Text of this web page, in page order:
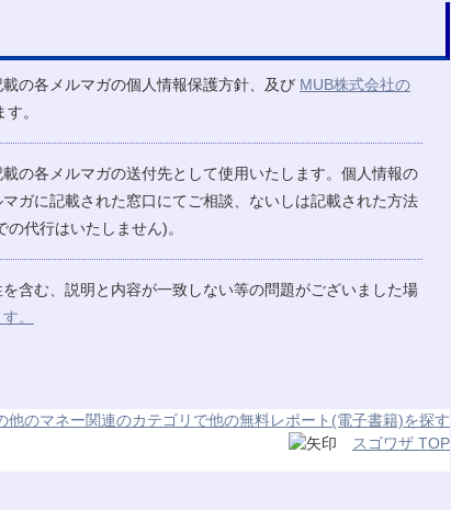
の各メルマガの個人情報保護方針、及び MUB株式会社の
。
の各メルマガの送付先として使用いたします。個人情報の
ガに記載された窓口にてご相談、ないしは記載された方法
代行はいたしません)。
含む、説明と内容が一致しない等の問題がございました場
。
他のマネー関連のカテゴリで他の無料レポート(電子書籍)を探す
スゴワザ TOP